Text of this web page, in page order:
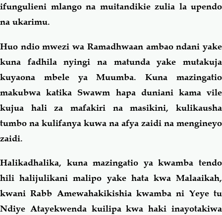
Chemsha Bongo
Mapishi
ifungulieni mlango na muitandikie zulia la upendo
na ukarimu.
Huo ndio mwezi wa Ramadhwaan ambao ndani yake
kuna fadhila nyingi na matunda yake mutakuja
kuyaona mbele ya Muumba. Kuna mazingatio
makubwa katika Swawm hapa duniani kama vile
kujua hali za mafakiri na masikini, kulikausha
tumbo na kulifanya kuwa na afya zaidi na mengineyo
zaidi.
Halikadhalika, kuna mazingatio ya kwamba tendo
hili halijulikani malipo yake hata kwa Malaaikah,
kwani Rabb Amewahakikishia kwamba ni Yeye tu
Ndiye Atayekwenda kuilipa kwa haki inayotakiwa